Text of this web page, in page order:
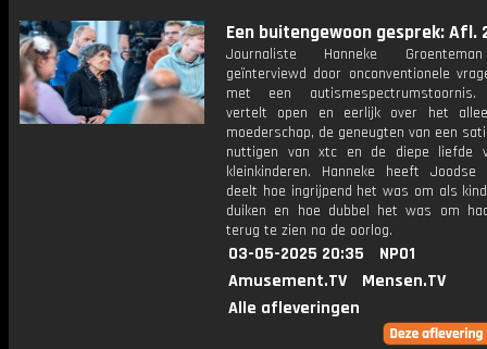
Een buitengewoon gesprek: Afl.
Journaliste Hanneke
geïnterviewd door onconventionele
met een autismespectrumstoornis.
vertelt open en eerlijk over het
moederschap, de geneugten van een
nuttigen van xtc en de diepe liefde
kleinkinderen. Hanneke heeft
deelt hoe ingrijpend het was om als
duiken en hoe dubbel het was om
terug te zien na de oorlog.
03-05-2025 20:35
NPO1
Amusement.TV
Mensen.TV
Alle afleveringen